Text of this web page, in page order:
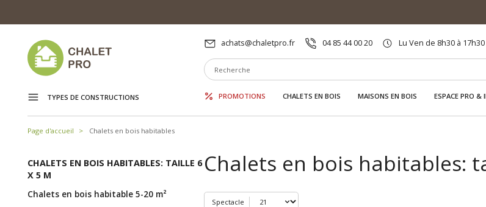
achats@chaletpro.fr 04 85 44 00 20 Lu Ven de 8h30 à 17h30
TYPES DE CONSTRUCTIONS PROMOTIONS CHALETS EN BOIS MAISONS EN BOIS ESPACE PRO &
Page d'accueil Chalets en bois habitables
CHALETS EN BOIS HABITABLES: TAILLE 6
X 5 M
Chalets en bois habitable 5-20 m²
Chalets en bois habitables:
Spectacle